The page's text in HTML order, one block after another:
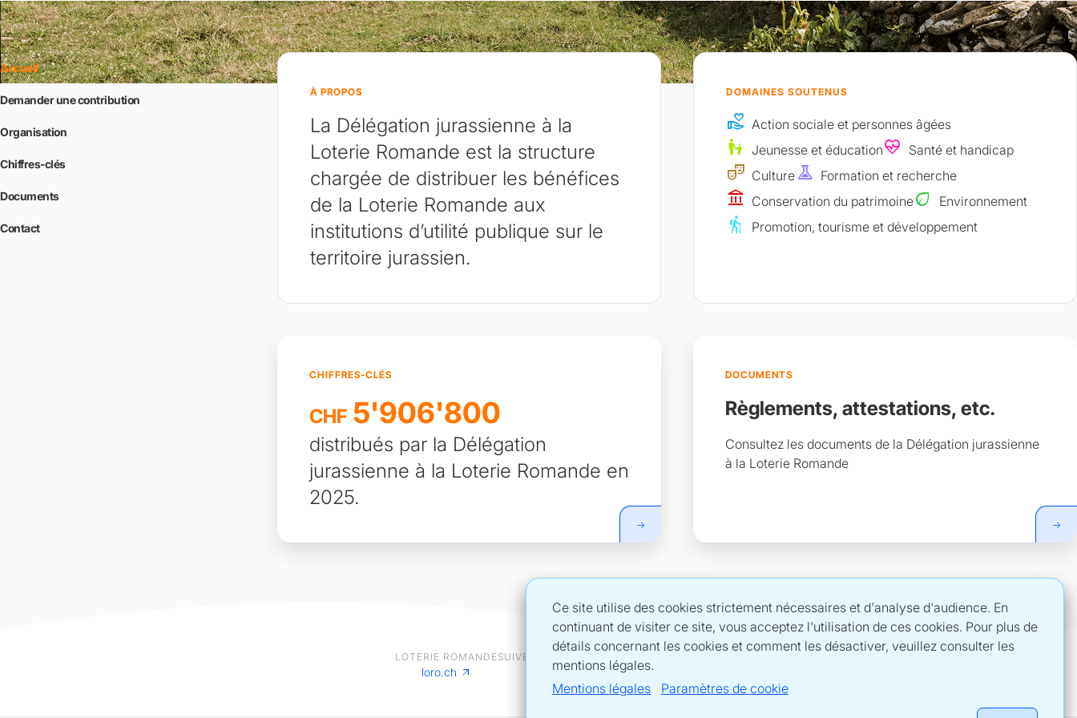
Accueil
Demander une contribution
Organisation
Chiffres-clés
Documents
Contact
À PROPOS
La Délégation jurassienne à la
Loterie Romande est la structure
chargée de distribuer les bénéfices
de la Loterie Romande aux
institutions d’utilité publique sur le
territoire jurassien.
DOMAINES SOUTENUS
volunteer_activism Action sociale et personnes âgées
escalator_warning Jeunesse et éducationecg_heart Santé et handicap
theater_comedy Culture experiment Formation et recherche
account_balance Conservation du patrimoineeco Environnement
hiking Promotion, tourisme et développement
CHIFFRES-CLÉS
CHF 5'906'800
distribués par la Délégation
jurassienne à la Loterie Romande en
2025.
DOCUMENTS
Règlements, attestations, etc.
Consultez les documents de la Délégation jurassienne
à la Loterie Romande
Ce site utilise des cookies strictement nécessaires et d'analyse d'audience. En
continuant de visiter ce site, vous acceptez l'utilisation de ces cookies. Pour plus de
détails concernant les cookies et comment les désactiver, veuillez consulter les
mentions légales.
Mentions légales
Paramètres de cookie
LOTERIE ROMANDE
loro.ch
SUIVEZ LA LOTERIE ROMANDE SUR